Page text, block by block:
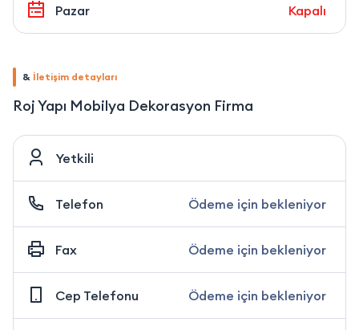
Pazar Kapalı
& İletişim detayları
Roj Yapı Mobilya Dekorasyon Firma
Yetkili
Telefon Ödeme için bekleniyor
Fax Ödeme için bekleniyor
Cep Telefonu Ödeme için bekleniyor